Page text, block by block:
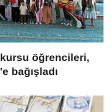
öğrencileri,
bağışladı